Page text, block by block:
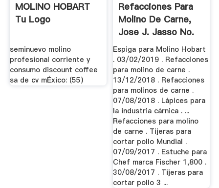
MOLINO HOBART
Tu Logo
seminuevo molino
profesional corriente y
consumo discount coffee
sa de cv mÉxico: (55)
Refacciones Para
Molino De Carne,
Jose J. Jasso No.
101 ...
Espiga para Molino Hobart
. 03/02/2019 . Refacciones
para molino de carne .
13/12/2018 . Refacciones
para molinos de carne .
07/08/2018 . Lápices para
la industria cárnica . ...
Refacciones para molino
de carne . Tijeras para
cortar pollo Mundial .
07/09/2017 . Estuche para
Chef marca Fischer 1,800 .
30/08/2017 . Tijeras para
cortar pollo 3 ...